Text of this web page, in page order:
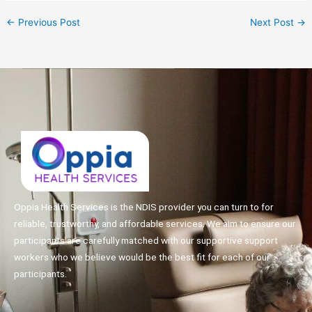
← Previous Post Next Post →
Oppia Health Services is the NDIS provider you can turn to for
reliable, trustworthy, and affordable services. We aim to ensure our
participants are carefully matched with our supportive support
workers who we believe would be the best fit for each of our
participants.